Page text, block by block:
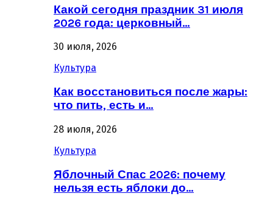
Какой сегодня праздник 31 июля
2026 года: церковный…
30 июля, 2026
Культура
Как восстановиться после жары:
что пить, есть и…
28 июля, 2026
Культура
Яблочный Спас 2026: почему
нельзя есть яблоки до…